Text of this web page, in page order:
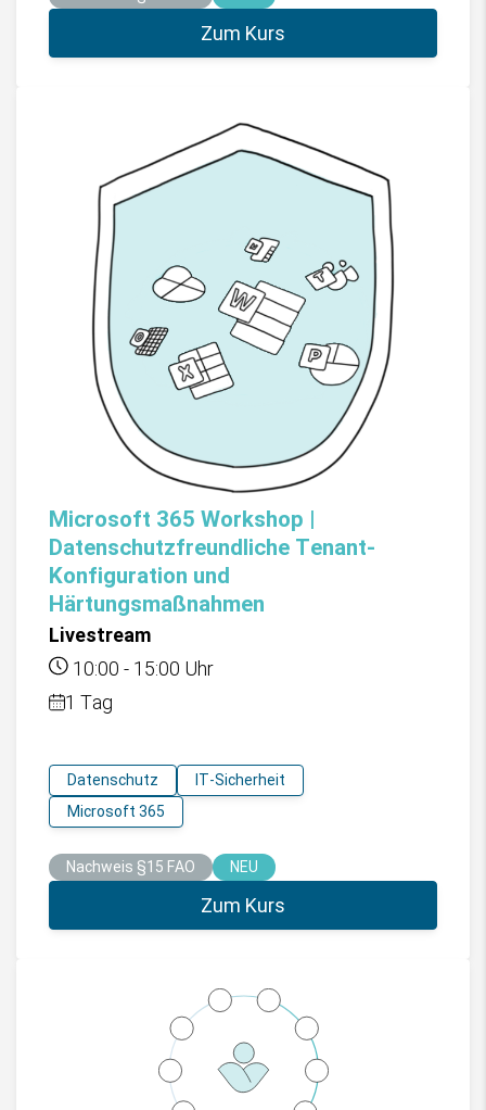
Zum Kurs
Microsoft 365 Workshop |
Datenschutzfreundliche Tenant-
Konfiguration und
Härtungsmaßnahmen
Livestream
10:00 - 15:00 Uhr
1 Tag
Datenschutz
IT-Sicherheit
Microsoft 365
Nachweis §15 FAO NEU
Zum Kurs